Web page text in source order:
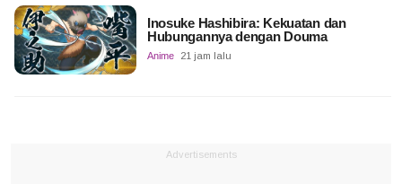
Inosuke Hashibira: Kekuatan dan
Hubungannya dengan Douma
Anime 21 jam lalu
Advertisements